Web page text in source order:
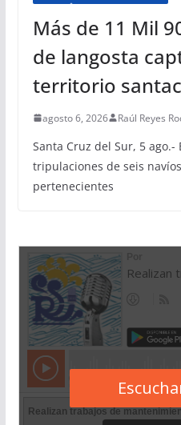
Más de 11 Mil
de langosta
territorio
agosto 6, 2026 Raúl Reyes
Santa Cruz del Sur, 5
tripulaciones de seis
pertenecientes